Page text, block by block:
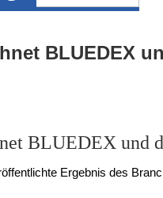
BLUEDEX
BLUEDEX und
Ergebnis des